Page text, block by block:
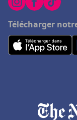
Télécharger